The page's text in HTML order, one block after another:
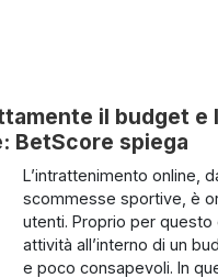
il budget e
BetScore spiega
L’intrattenimento online,
scommesse sportive, è
utenti. Proprio per
attività all’interno di un
e poco consapevoli. In